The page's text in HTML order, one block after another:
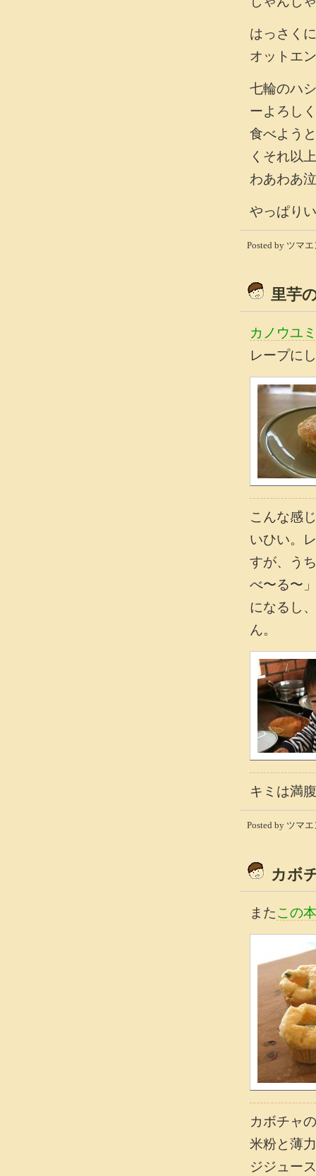
はっさく
オットエ
七輪のハ
ーよろし
食べよう
くそれ以
わあわあ
やっぱり
Posted by ツマ
里芋
カノウユ
レープに
こんな感
いひい。
すが、う
べ〜る〜
になるし
ん。
キミは満
Posted by ツマ
カボ
またこの本
カボチャ
米粉と薄
ジジュー